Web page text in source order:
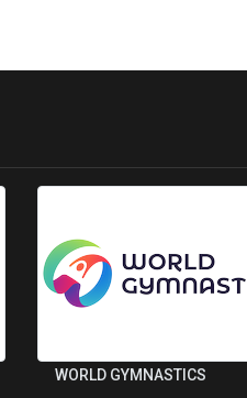
WORLD GYMNASTICS